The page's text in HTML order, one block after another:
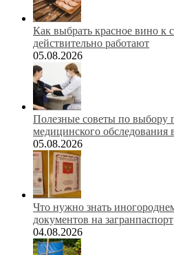
Как выбрать красное вино к
действительно работают
05.08.2026
Полезные советы по выбору
медицинского обследования
05.08.2026
Что нужно знать
документов на загранпаспорт
04.08.2026